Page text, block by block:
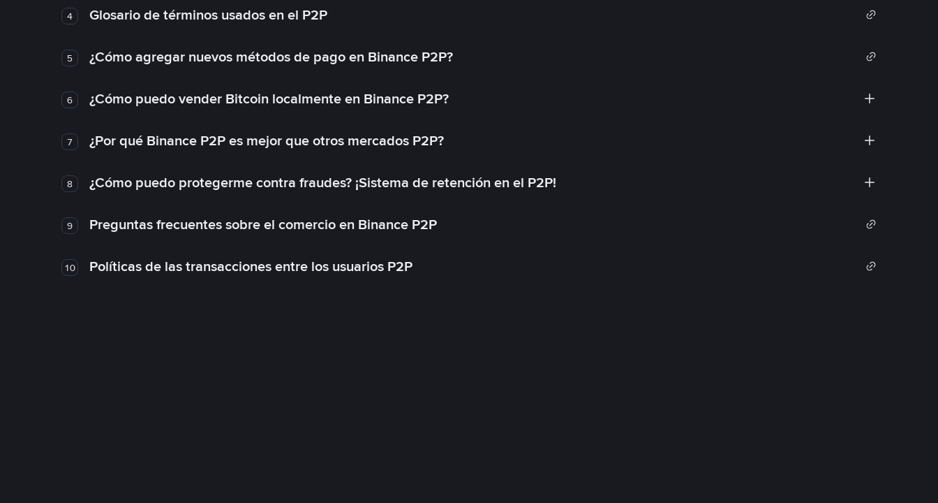
4 Glosario de términos usados en el P2P
5 ¿Cómo agregar nuevos métodos de pago en Binance P2P?
6 ¿Cómo puedo vender Bitcoin localmente en Binance P2P?
7 ¿Por qué Binance P2P es mejor que otros mercados P2P?
8 ¿Cómo puedo protegerme contra fraudes? ¡Sistema de retención en el P2P!
9 Preguntas frecuentes sobre el comercio en Binance P2P
10 Políticas de las transacciones entre los usuarios P2P